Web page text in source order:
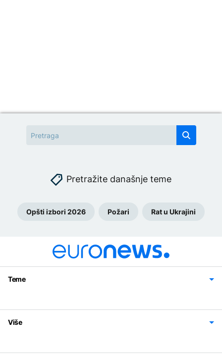
Pretražite današnje teme
Opšti izbori 2026 Požari Rat u Ukrajini
Teme
Svijet
Sport
Magazin
Više